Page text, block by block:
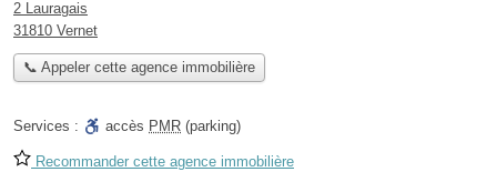
2 Lauragais
31810 Vernet
📞 Appeler cette agence immobilière
Services : accès PMR (parking)
Recommander cette agence immobilière